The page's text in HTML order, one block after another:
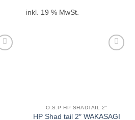
inkl. 19 % MwSt.
O.S.P HP SHADTAIL 2"
HP Shad tail 2″ WAKASAGI